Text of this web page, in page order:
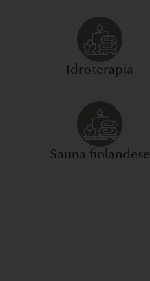
Idroterapia
Sauna finlandese